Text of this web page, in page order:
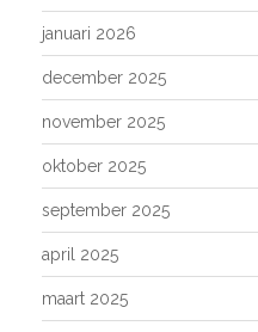
januari 2026
december 2025
november 2025
oktober 2025
september 2025
april 2025
maart 2025